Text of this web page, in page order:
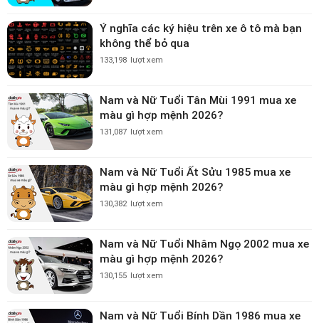
Ý nghĩa các ký hiệu trên xe ô tô mà bạn
không thể bỏ qua
133,198 lượt xem
Nam và Nữ Tuổi Tân Mùi 1991 mua xe
màu gì hợp mệnh 2026?
131,087 lượt xem
Nam và Nữ Tuổi Ất Sửu 1985 mua xe
màu gì hợp mệnh 2026?
130,382 lượt xem
Nam và Nữ Tuổi Nhâm Ngọ 2002 mua xe
màu gì hợp mệnh 2026?
130,155 lượt xem
Nam và Nữ Tuổi Bính Dần 1986 mua xe